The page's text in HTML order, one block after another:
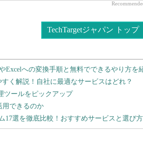
TechTargetジャパン トップ
Excelへの変換手順と無料でできるやり方を
く解説！自社に最適なサービスはどれ？
ツールをピックアップ
用できるのか
17選を徹底比較！おすすめサービスと選び